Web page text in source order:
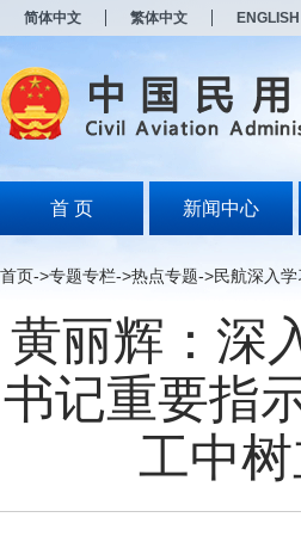
简体中文 繁体中文 ENGLISH
首 页 新闻中心
首页->专题专栏->热点专题->民航深入
黄丽辉：深
书记重要指
工中
打
开
无
障
说
按
Alt
波
键
打